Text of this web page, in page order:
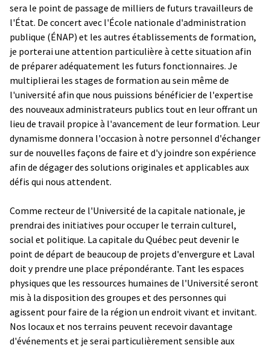
sera le point de passage de milliers de futurs travailleurs de
l'État. De concert avec l'École nationale d'administration
publique (ÉNAP) et les autres établissements de formation,
je porterai une attention particulière à cette situation afin
de préparer adéquatement les futurs fonctionnaires. Je
multiplierai les stages de formation au sein même de
l'université afin que nous puissions bénéficier de l'expertise
des nouveaux administrateurs publics tout en leur offrant un
lieu de travail propice à l'avancement de leur formation. Leur
dynamisme donnera l'occasion à notre personnel d'échanger
sur de nouvelles façons de faire et d'y joindre son expérience
afin de dégager des solutions originales et applicables aux
défis qui nous attendent.
Comme recteur de l'Université de la capitale nationale, je
prendrai des initiatives pour occuper le terrain culturel,
social et politique. La capitale du Québec peut devenir le
point de départ de beaucoup de projets d'envergure et Laval
doit y prendre une place prépondérante. Tant les espaces
physiques que les ressources humaines de l'Université seront
mis à la disposition des groupes et des personnes qui
agissent pour faire de la région un endroit vivant et invitant.
Nos locaux et nos terrains peuvent recevoir davantage
d'événements et je serai particulièrement sensible aux